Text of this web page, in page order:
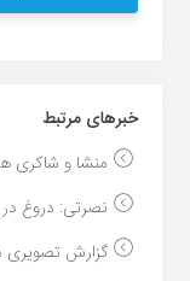
خبر‌های مرتبط
منشا و شاکری
نصرتی: دروغ
گزارش تصویری